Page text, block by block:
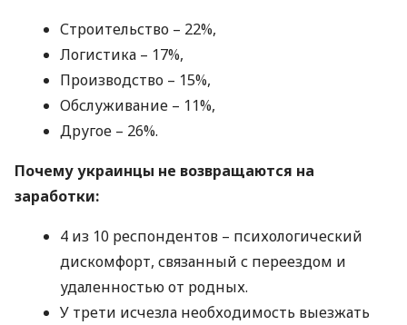
Строительство – 22%,
Логистика – 17%,
Производство – 15%,
Обслуживание – 11%,
Другое – 26%.
Почему украинцы не возвращаются на
заработки:
4 из 10 респондентов – психологический
дискомфорт, связанный с переездом и
удаленностью от родных.
У трети исчезла необходимость выезжать